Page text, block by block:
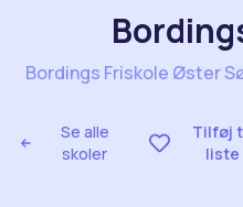
Se alle
skoler
Tilføj
liste
Bordings Friskole Øster